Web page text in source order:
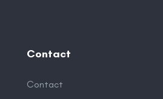
Contact
Contact